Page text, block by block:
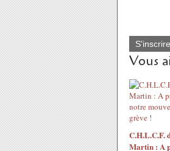
Vous
C.H.L.C.F.
Martin : A